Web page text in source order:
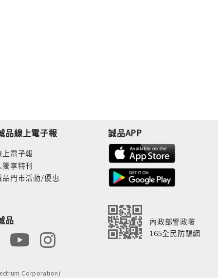
品線上電子報
電子報
享特刊
品門市活動/優惠
品
誠品APP
內政部警政署
165全民防騙網
Corporation)